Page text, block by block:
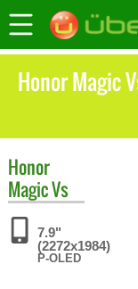
Honor Magic
Honor
Magic Vs
7.9"
(2272x1984)
P-OLED